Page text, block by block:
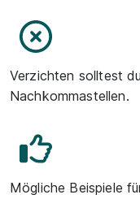
Verzichten solltest
Nachkommastellen.
Mögliche Beispiele